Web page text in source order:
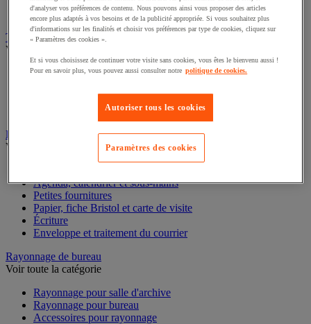
Plaque signalétique
Tapis et caillebotis pour bureau et espaces collectifs
Voir toute la catégorie
Tapis de bureau antifatigue
Caillebotis espaces collectifs
Papeterie et fournitures de bureau
Voir toute la catégorie
Agenda, calendrier et sous-mains
Petites fournitures
Papier, fiche Bristol et carte de visite
Écriture
Enveloppe et traitement du courrier
Rayonnage de bureau
Voir toute la catégorie
Rayonnage pour salle d'archive
Rayonnage pour bureau
Accessoires pour rayonnage
d'analyser vos préférences de contenu. Nous pouvons ainsi vous proposer des articles
encore plus adaptés à vos besoins et de la publicité appropriée. Si vous souhaitez plus
d'informations sur les finalités et choisir vos préférences par type de cookies, cliquez sur
« Paramètres des cookies ».
Et si vous choisissez de continuer votre visite sans cookies, vous êtes le bienvenu aussi !
Pour en savoir plus, vous pouvez aussi consulter notre politique de cookies.
Autoriser tous les cookies
Paramètres des cookies